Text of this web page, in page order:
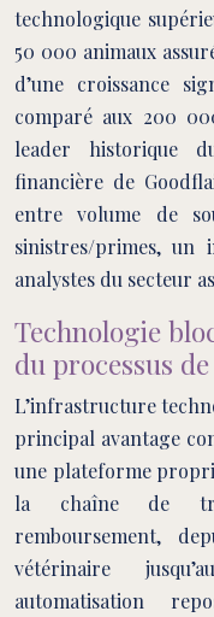
technologique
50 000 animaux
d’une croissance
comparé aux 200
leader historique
financière de
entre volume de
sinistres/primes, un
analystes du secteur
Technologie
du processus
L’infrastructure
principal avantage
une plateforme
la chaîne de
remboursement,
vétérinaire
automatisation